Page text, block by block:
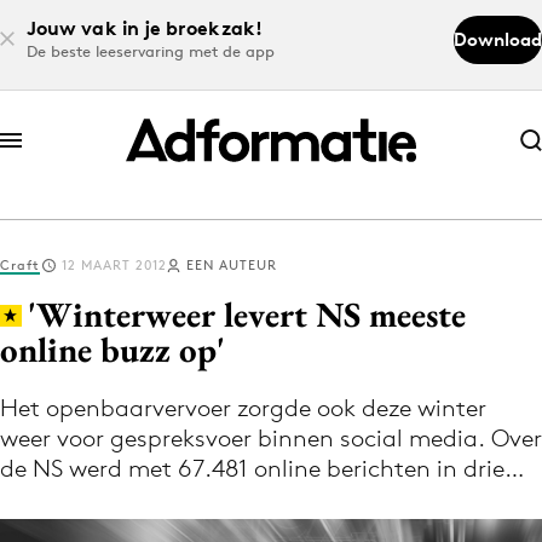
Jouw vak in je broekzak!
De beste leeservaring met de app
Download
Abonneer nu
Abonneer nu
Log in
Download de app
Volg het laatste nieuws via de Adformatie
Nieuws app
Craft 12 MAART 2012 EEN AUTEUR
'Winterweer levert NS meeste
online buzz op'
Het openbaarvervoer zorgde ook deze winter
weer voor gespreksvoer binnen social media. Over
de NS werd met 67.481 online berichten in drie…